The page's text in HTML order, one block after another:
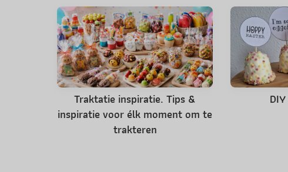
Traktatie inspiratie. Tips &
inspiratie voor élk moment om te
trakteren